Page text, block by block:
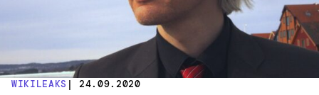
WIKILEAKS | 24.09.2020